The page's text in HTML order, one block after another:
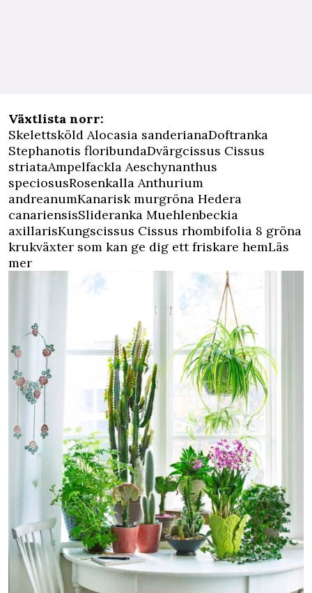
Växtlista norr:
Skelettsköld Alocasia sanderianaDoftranka
Stephanotis floribundaDvärgcissus Cissus
striataAmpelfackla Aeschynanthus
speciosusRosenkalla Anthurium
andreanumKanarisk murgröna Hedera
canariensisSlideranka Muehlenbeckia
axillarisKungscissus Cissus rhombifolia 8 gröna
krukväxter som kan ge dig ett friskare hemLäs
mer